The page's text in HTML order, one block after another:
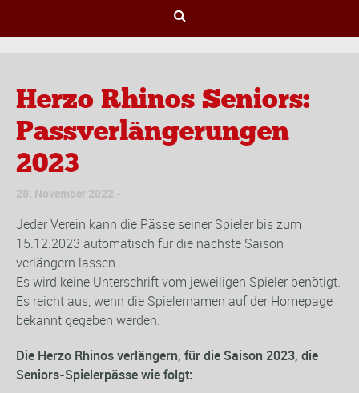
Herzo Rhinos Seniors:
Passverlängerungen
2023
28. November 2022
Jeder Verein kann die Pässe seiner Spieler bis zum
15.12.2023 automatisch für die nächste Saison
verlängern lassen.
Es wird keine Unterschrift vom jeweiligen Spieler benötigt.
Es reicht aus, wenn die Spielernamen auf der Homepage
bekannt gegeben werden.
Die Herzo Rhinos verlängern, für die Saison 2023, die
Seniors-Spielerpässe wie folgt: